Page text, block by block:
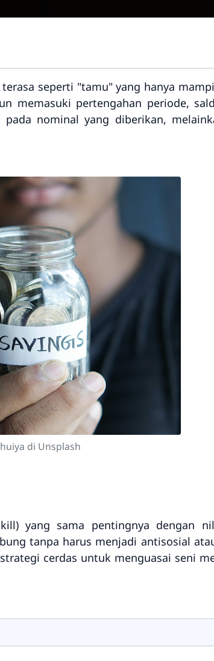
seperti "tamu" yang hanya
memasuki pertengahan periode,
nominal yang diberikan,
di Unsplash
yang sama pentingnya dengan
tanpa harus menjadi antisosial
cerdas untuk menguasai seni